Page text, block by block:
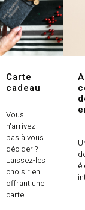
Carte
cadeau
Vous
n'arrivez
pas à vous
décider ?
Laissez-les
choisir en
offrant une
carte...
..